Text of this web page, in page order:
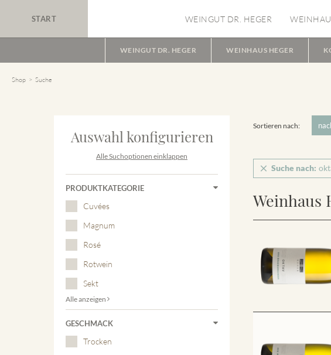
START WEINGUT DR. HEGER
WEINGUT DR. HEGER WEINHAUS HEGER
Shop Suche
Auswahl konfigurieren
Alle Suchoptionen einklappen
PRODUKTKATEGORIE
Cuvées
Magnum
Rosé
Rotwein
Sekt
Alle anzeigen
GESCHMACK
Trocken
Sortieren nach:
Suche nach:
Weinhaus